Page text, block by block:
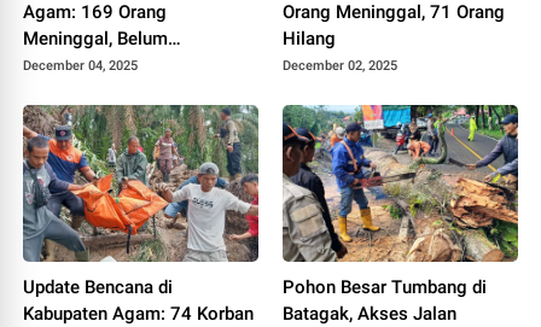
Agam: 169 Orang
Meninggal, Belum
Ditemukan 86 Orang
December 04, 2025
Orang Meninggal, 71 Orang
Hilang
December 02, 2025
Update Bencana di
Kabupaten Agam: 74 Korban
Pohon Besar Tumbang di
Batagak, Akses Jalan